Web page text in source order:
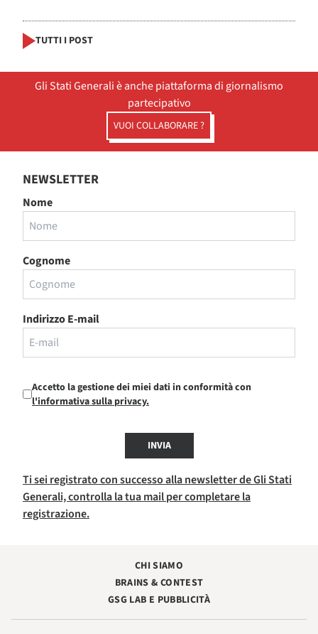
TUTTI I POST
Gli Stati Generali è anche piattaforma di giornalismo
partecipativo
VUOI COLLABORARE ?
NEWSLETTER
Nome
Cognome
Indirizzo E-mail
Accetto la gestione dei miei dati in conformità con
l'informativa sulla privacy.
INVIA
Ti sei registrato con successo alla newsletter de Gli Stati
Generali, controlla la tua mail per completare la
registrazione.
CHI SIAMO
BRAINS & CONTEST
GSG LAB E PUBBLICITÀ